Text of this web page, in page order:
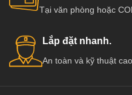
Tại văn phòng hoặc
Lắp đặt nhanh.
An toàn và kỹ thuật cao.